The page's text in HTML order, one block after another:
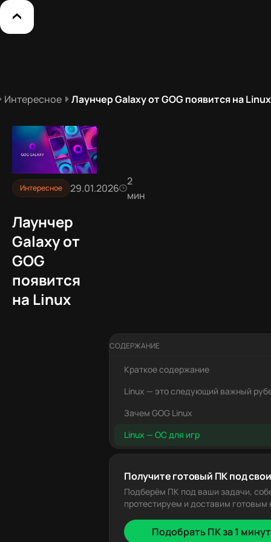
Интересное Лаунчер Galaxy от GOG появится на Linux
Интересное 29.01.2026
2
мин
Лаунчер
Galaxy от
GOG
появится
на Linux
СОДЕРЖАНИЕ
Краткое содержание
Linux — это следующий важный
Зачем GOG Linux
Linux — ОС для игр
Получите готовый ПК под
Подберём ПК под ваши задачи,
протестируем и доставим готовым
Подобрать ПК за 1